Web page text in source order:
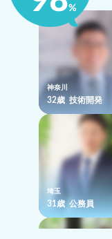
神奈川
32歳 技術開発
埼玉
31歳 公務員